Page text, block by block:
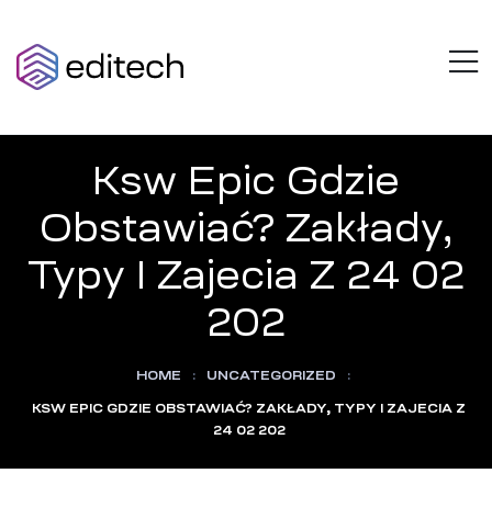
Ksw Epic Gdzie
Obstawiać? Zakłady,
Typy I Zajecia Z 24 02
202
HOME : UNCATEGORIZED :
KSW EPIC GDZIE OBSTAWIAĆ? ZAKŁADY, TYPY I ZAJECIA Z
24 02 202